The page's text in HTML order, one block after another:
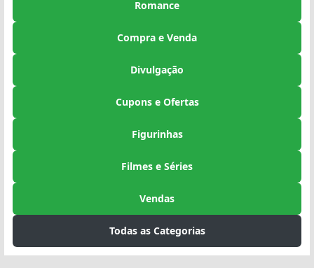
Romance
Compra e Venda
Divulgação
Cupons e Ofertas
Figurinhas
Filmes e Séries
Vendas
Todas as Categorias